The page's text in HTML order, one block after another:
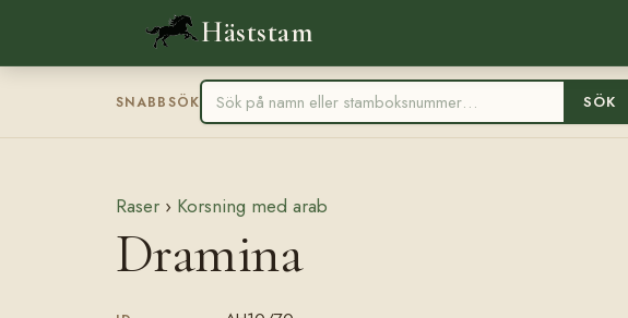
Häststam
SNABBSÖK SÖK
Raser › Korsning med arab
Dramina